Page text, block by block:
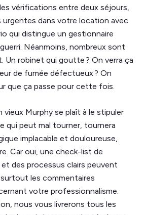
vérifications entre deux séjours,
urgentes dans votre location avec
qui distingue un gestionnaire
Néanmoins, nombreux sont
Un robinet qui goutte ? On verra ça
de fumée défectueux ? On
que ça passe pour cette fois.
vieux Murphy se plaît à le stipuler
qui peut mal tourner, tournera
implacable et douloureuse,
Car oui, une check-list de
des processus clairs peuvent
les commentaires
votre professionnalisme.
nous vous livrerons tous les